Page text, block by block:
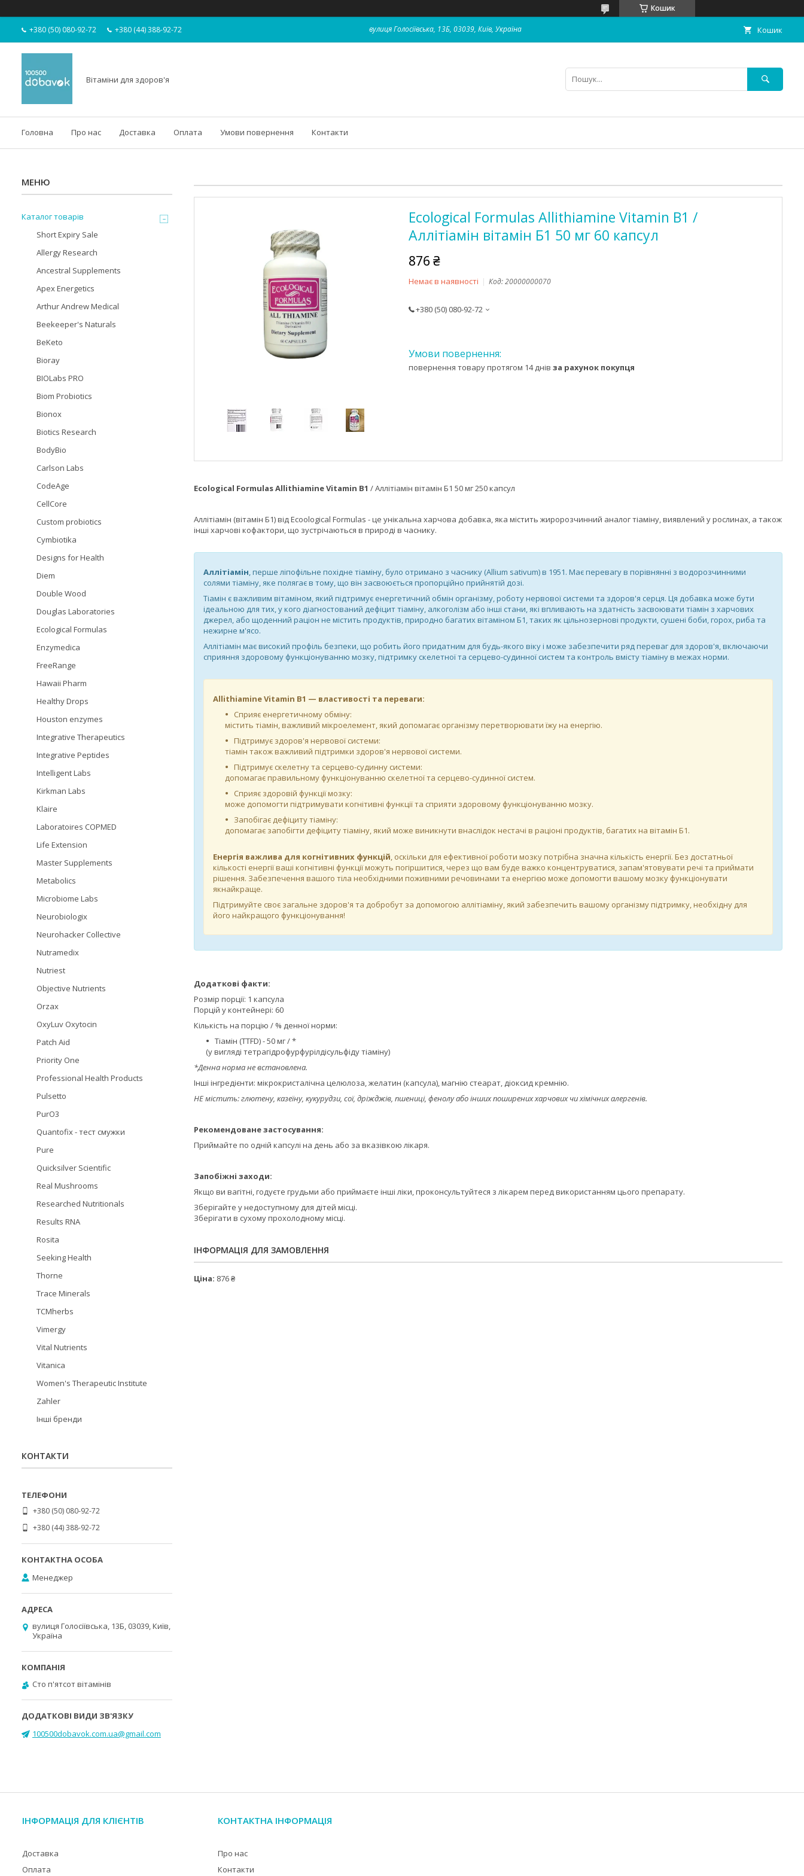
Кошик
+380 (50) 080-92-72 +380 (44) 388-92-72 вулиця Голосіївська, 13Б, 03039, Київ, Україна Кошик
Вітаміни для здоров'я
Головна Про нас Доставка Оплата Умови повернення Контакти
Ecological Formulas Allithiamine Vitamin B1 /
Аллітіамін вітамін Б1 50 мг 60 капсул
876 ₴
Немає в наявності Код:20000000070
+380 (50) 080-92-72
повернення товару протягом 14 днів за рахунок покупця
Ecological Formulas Allithiamine Vitamin B1 / Аллітіамін вітамін Б1 50 мг 250 капсул
Аллітіамін (вітамін Б1) від Ecoological Formulas - це унікальна харчова добавка, яка містить жиророзчинний аналог тіаміну, виявлений у рослинах, а також
інші харчові кофактори, що зустрічаються в природі в часнику.
Аллітіамін, перше ліпофільне похідне тіаміну, було отримано з часнику (Allium sativum) в 1951. Має перевагу в порівнянні з водорозчинними
солями тіаміну, яке полягає в тому, що він засвоюється пропорційно прийнятій дозі.
Тіамін є важливим вітаміном, який підтримує енергетичний обмін організму, роботу нервової системи та здоров'я серця. Ця добавка може бути
ідеальною для тих, у кого діагностований дефіцит тіаміну, алкоголізм або інші стани, які впливають на здатність засвоювати тіамін з харчових
джерел, або щоденний раціон не містить продуктів, природно багатих вітаміном Б1, таких як цільнозернові продукти, сушені боби, горох, риба та
нежирне м'ясо.
Аллітіамін має високий профіль безпеки, що робить його придатним для будь-якого віку і може забезпечити ряд переваг для здоров'я, включаючи
сприяння здоровому функціонуванню мозку, підтримку скелетної та серцево-судинної систем та контроль вмісту тіаміну в межах норми.
Allithiamine Vitamin B1 — властивості та переваги:
Сприяє енергетичному обміну:
містить тіамін, важливий мікроелемент, який допомагає організму перетворювати їжу на енергію.
Підтримує здоров'я нервової системи:
тіамін також важливий підтримки здоров'я нервової системи.
Підтримує скелетну та серцево-судинну системи:
допомагає правильному функціонуванню скелетної та серцево-судинної систем.
Сприяє здоровій функції мозку:
може допомогти підтримувати когнітивні функції та сприяти здоровому функціонуванню мозку.
Запобігає дефіциту тіаміну:
допомагає запобігти дефіциту тіаміну, який може виникнути внаслідок нестачі в раціоні продуктів, багатих на вітамін Б1.
Енергія важлива для когнітивних функцій, оскільки для ефективної роботи мозку потрібна значна кількість енергії. Без достатньої
кількості енергії ваші когнітивні функції можуть погіршитися, через що вам буде важко концентруватися, запам'ятовувати речі та приймати
рішення. Забезпечення вашого тіла необхідними поживними речовинами та енергією може допомогти вашому мозку функціонувати
якнайкраще.
Підтримуйте своє загальне здоров'я та добробут за допомогою аллітіаміну, який забезпечить вашому організму підтримку, необхідну для
його найкращого функціонування!
Додаткові факти:
Розмір порції: 1 капсула
Порцій у контейнері: 60
Кількість на порцію / % денної норми:
Тіамін (TTFD) - 50 мг / *
(у вигляді тетрагідрофурфурілдісульфіду тіаміну)
*Денна норма не встановлена.
Інші інгредієнти: мікрокристалічна целюлоза, желатин (капсула), магнію стеарат, діоксид кремнію.
НЕ містить: глютену, казеїну, кукурудзи, сої, дріжджів, пшениці, фенолу або інших поширених харчових чи хімічних алергенів.
Рекомендоване застосування:
Приймайте по одній капсулі на день або за вказівкою лікаря.
Запобіжні заходи:
Якщо ви вагітні, годуєте грудьми або приймаєте інші ліки, проконсультуйтеся з лікарем перед використанням цього препарату.
Зберігайте у недоступному для дітей місці.
Зберігати в сухому прохолодному місці.
ІНФОРМАЦІЯ ДЛЯ ЗАМОВЛЕННЯ
Ціна: 876 ₴
Каталог товарів
Short Expiry Sale
Allergy Research
Ancestral Supplements
Apex Energetics
Arthur Andrew Medical
Beekeeper's Naturals
BeKeto
Bioray
BIOLabs PRO
Biom Probiotics
Bionox
Biotics Research
BodyBio
Carlson Labs
CodeAge
CellCore
Custom probiotics
Cymbiotika
Designs for Health
Diem
Double Wood
Douglas Laboratories
Ecological Formulas
Enzymedica
FreeRange
Hawaii Pharm
Healthy Drops
Houston enzymes
Integrative Therapeutics
Integrative Peptides
Intelligent Labs
Kirkman Labs
Klaire
Laboratoires COPMED
Life Extension
Master Supplements
Metabolics
Microbiome Labs
Neurobiologix
Neurohacker Collective
Nutramedix
Nutriest
Objective Nutrients
Orzax
OxyLuv Oxytocin
Patch Aid
Priority One
Professional Health Products
Pulsetto
PurO3
Quantofix - тест смужки
Pure
Quicksilver Scientific
Real Mushrooms
Researched Nutritionals
Results RNA
Rosita
Seeking Health
Thorne
Trace Minerals
TCMherbs
Vimergy
Vital Nutrients
Vitanica
Women's Therapeutic Institute
Zahler
Інші бренди
КОНТАКТИ
+380 (50) 080-92-72
+380 (44) 388-92-72
Менеджер
вулиця Голосіївська, 13Б, 03039, Київ,
Україна
Cто п'ятсот вітамінів
100500dobavok.com.ua@gmail.com
ІНФОРМАЦІЯ ДЛЯ КЛІЄНТІВ
Доставка
Оплата
КОНТАКТНА ІНФОРМАЦІЯ
Про нас
Контакти